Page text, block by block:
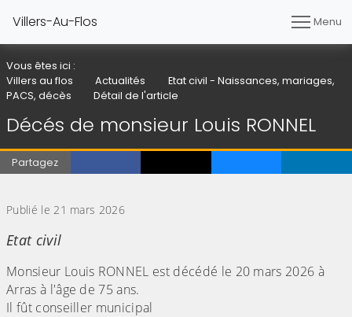
Villers-Au-Flos Menu
Vous êtes ici :
Villers au flos
Actualités
Etat civil - Naissances, mariages,
PACS, décès
Détail de l'article
Décés de monsieur Louis RONNEL
Partagez
Publié le 21 mars 2026
Etat civil
Monsieur Louis RONNEL est décédé le 20 mars 2026 à
Arras à l'âge de 75 ans.
Il fût conseiller municipal